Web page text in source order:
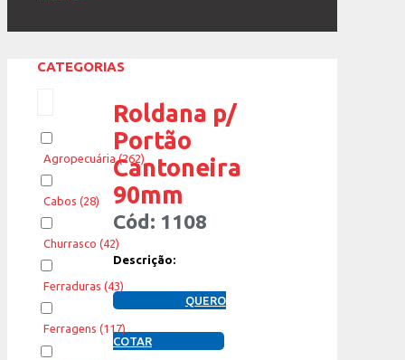
Roldana p/
Portão
Cantoneira
90mm
Cód: 1108
Descrição:
QUERO
COTAR
CATEGORIAS
Agropecuária (262)
Cabos (28)
Churrasco (42)
Ferraduras (43)
Ferragens (117)